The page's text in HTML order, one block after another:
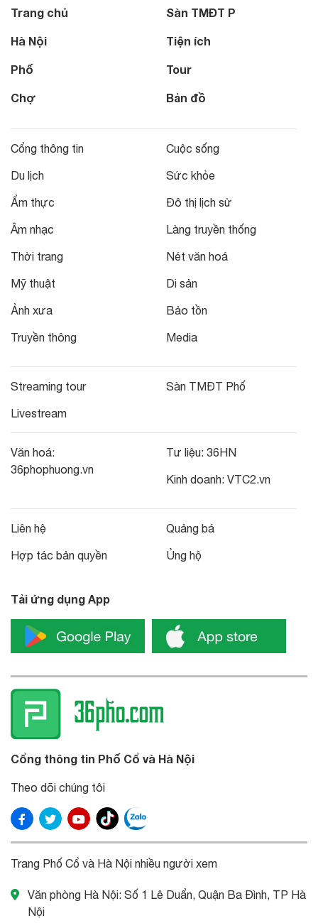
Trang chủ
Hà Nội
Phố
Chợ
Sàn TMĐT P
Tiện ích
Tour
Bản đồ
Cổng thông tin
Du lịch
Ẩm thực
Âm nhạc
Thời trang
Mỹ thuật
Ảnh xưa
Truyền thông
Cuộc sống
Sức khỏe
Đô thị lịch sử
Làng truyền thống
Nét văn hoá
Di sản
Bảo tồn
Media
Streaming tour
Livestream
Sàn TMĐT Phố
Văn hoá:
36phophuong.vn
Tư liệu: 36HN
Kinh doanh: VTC2.vn
Liên hệ
Hợp tác bản quyền
Quảng bá
Ủng hộ
Tải ứng dụng App
Cổng thông tin Phố Cổ và Hà Nội
Theo dõi chúng tôi
Trang Phố Cổ và Hà Nội nhiều người xem
Văn phòng Hà Nội: Số 1 Lê Duẩn, Quận Ba Đình, TP Hà
Nội